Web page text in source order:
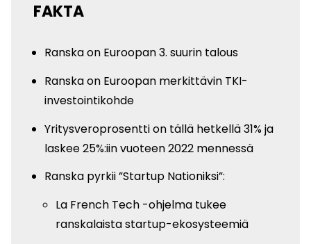
FAKTA
Ranska on Euroopan 3. suurin talous
Ranska on Euroopan merkittävin TKI-
investointikohde
Yritysveroprosentti on tällä hetkellä 31% ja
laskee 25%:iin vuoteen 2022 mennessä
Ranska pyrkii ”Startup Nationiksi”:
La French Tech -ohjelma tukee
ranskalaista startup-ekosysteemiä